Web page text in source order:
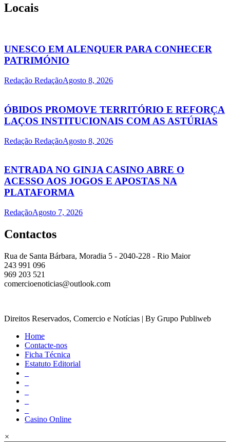
Locais
UNESCO EM ALENQUER PARA CONHECER
PATRIMÓNIO
Redação RedaçãoAgosto 8, 2026
ÓBIDOS PROMOVE TERRITÓRIO E REFORÇA
LAÇOS INSTITUCIONAIS COM AS ASTÚRIAS
Redação RedaçãoAgosto 8, 2026
ENTRADA NO GINJA CASINO ABRE O
ACESSO AOS JOGOS E APOSTAS NA
PLATAFORMA
RedaçãoAgosto 7, 2026
Contactos
Rua de Santa Bárbara, Moradia 5 - 2040-228 - Rio Maior
243 991 096
969 203 521
comercioenoticias@outlook.com
Direitos Reservados, Comercio e Notícias | By Grupo Publiweb
Home
Contacte-nos
Ficha Técnica
Estatuto Editorial
Casino Online
×